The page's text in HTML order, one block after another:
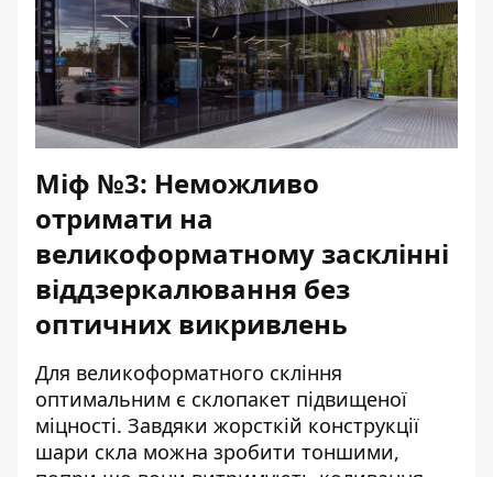
Міф №3: Неможливо
отримати на
великоформатному засклінні
віддзеркалювання без
оптичних викривлень
Для великоформатного скління
оптимальним є склопакет підвищеної
міцності. Завдяки жорсткій конструкції
шари скла можна зробити тоншими,